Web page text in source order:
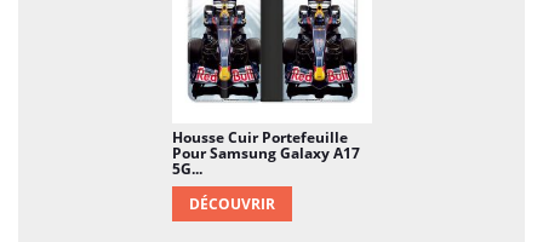
Housse Cuir Portefeuille
Pour Samsung Galaxy A17
5G...
DÉCOUVRIR